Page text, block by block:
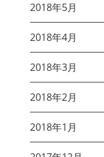
2018年5月
2018年4月
2018年3月
2018年2月
2018年1月